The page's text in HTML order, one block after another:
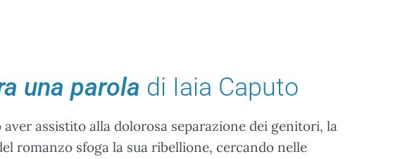
una parola di Iaia Caputo
aver assistito alla dolorosa separazione dei genitori, la
romanzo sfoga la sua ribellione, cercando nelle